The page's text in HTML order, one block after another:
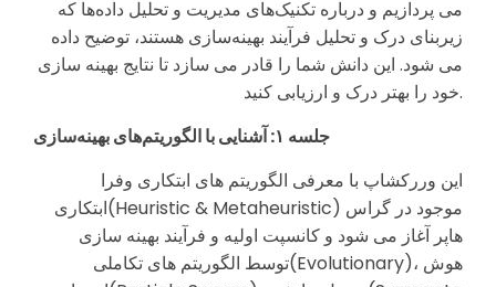
می پردازیم و درباره تکنیک‌های مدیریت و تحلیل داده‌ها که
زیربنای درک و تحلیل فرآیند بهینه‌سازی هستند، توضیح داده
می شود. این دانش شما را قادر می سازد تا نتایج بهینه سازی
خود را بهتر درک و ارزیابی کنید.
جلسه ۱: آشنایی با الگوریتم‌های بهینه‌سازی
این وررکشاپ با معرفی الگوریتم های ابتکاری وفرا
ابتکاری(Heuristic & Metaheuristic) موجود در گراس
هاپر آغاز می شود و کانسپت اولیه و فرآیند بهینه سازی
توسط الگوریتم های تکاملی(Evolutionary)، هوش